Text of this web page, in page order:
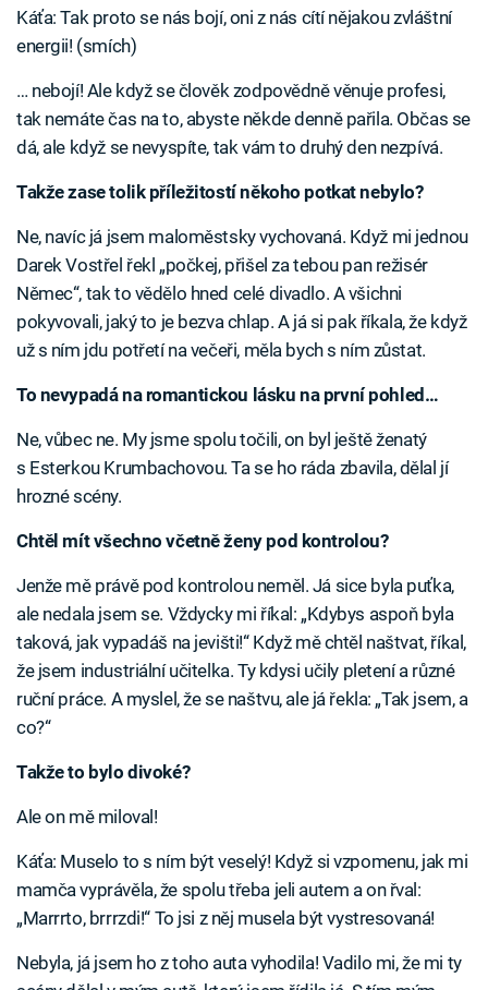
Káťa: Tak proto se nás bojí, oni z nás cítí nějakou zvláštní
energii! (smích)
… nebojí! Ale když se člověk zodpovědně věnuje profesi,
tak nemáte čas na to, abyste někde denně pařila. Občas se
dá, ale když se nevyspíte, tak vám to druhý den nezpívá.
Takže zase tolik příležitostí někoho potkat nebylo?
Ne, navíc já jsem maloměstsky vychovaná. Když mi jednou
Darek Vostřel řekl „počkej, přišel za tebou pan režisér
Němec“, tak to vědělo hned celé divadlo. A všichni
pokyvovali, jaký to je bezva chlap. A já si pak říkala, že když
už s ním jdu potřetí na večeři, měla bych s ním zůstat.
To nevypadá na romantickou lásku na první pohled…
Ne, vůbec ne. My jsme spolu točili, on byl ještě ženatý
s Esterkou Krumbachovou. Ta se ho ráda zbavila, dělal jí
hrozné scény.
Chtěl mít všechno včetně ženy pod kontrolou?
Jenže mě právě pod kontrolou neměl. Já sice byla puťka,
ale nedala jsem se. Vždycky mi říkal: „Kdybys aspoň byla
taková, jak vypadáš na jevišti!“ Když mě chtěl naštvat, říkal,
že jsem industriální učitelka. Ty kdysi učily pletení a různé
ruční práce. A myslel, že se naštvu, ale já řekla: „Tak jsem, a
co?“
Takže to bylo divoké?
Ale on mě miloval!
Káťa: Muselo to s ním být veselý! Když si vzpomenu, jak mi
mamča vyprávěla, že spolu třeba jeli autem a on řval:
„Marrrto, brrrzdi!“ To jsi z něj musela být vystresovaná!
Nebyla, já jsem ho z toho auta vyhodila! Vadilo mi, že mi ty